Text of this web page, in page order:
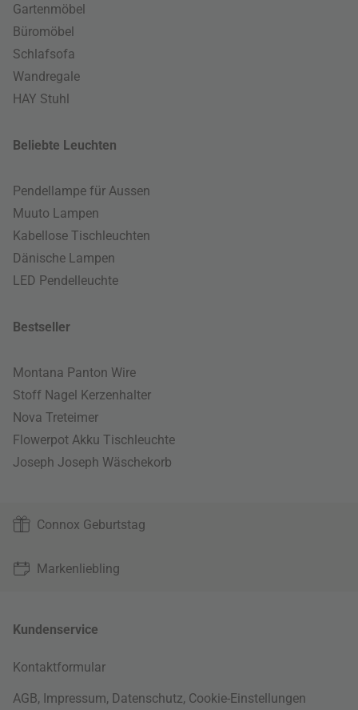
Gartenmöbel
Büromöbel
Schlafsofa
Wandregale
HAY Stuhl
Beliebte Leuchten
Pendellampe für Aussen
Muuto Lampen
Kabellose Tischleuchten
Dänische Lampen
LED Pendelleuchte
Bestseller
Montana Panton Wire
Stoff Nagel Kerzenhalter
Nova Treteimer
Flowerpot Akku Tischleuchte
Joseph Joseph Wäschekorb
Connox Geburtstag
Markenliebling
Kundenservice
Kontaktformular
AGB, Impressum, Datenschutz, Cookie-Einstellungen